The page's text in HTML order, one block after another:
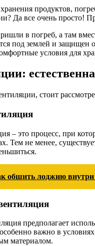
продуктов,
Да все очень просто!
в погреб, а там
под землей и защищен
условия для
стоит
– это процесс, при
Тем не менее,
обшить лоджию внутри
предполагает
важно в
материалом.